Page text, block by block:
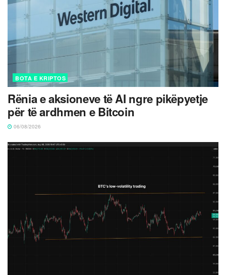
BOTA E KRIPTOS
Rënia e aksioneve të AI ngre pikëpyetje
për të ardhmen e Bitcoin
06/08/2026